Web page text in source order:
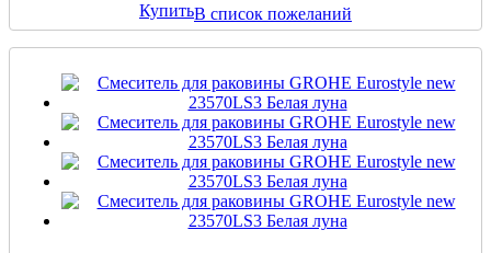
КупитьВ список пожеланий